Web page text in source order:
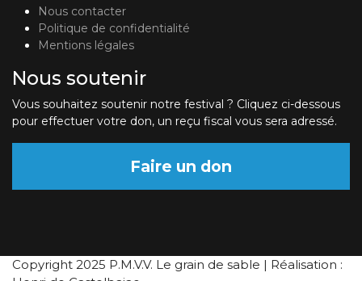
Nous contacter
Politique de confidentialité
Mentions légales
Nous soutenir
Vous souhaitez soutenir notre festival ? Cliquez ci-dessous
pour effectuer votre don, un reçu fiscal vous sera adressé.
Faire un don
Copyright 2025 P.M.V.V. Le grain de sable | Réalisation :